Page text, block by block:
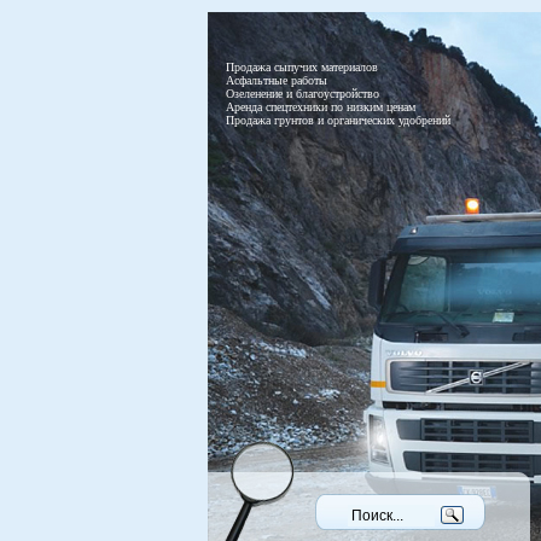
Продажа сыпучих материалов
Асфальтные работы
Озеленение и благоустройство
Аренда спецтехники по низким ценам
Продажа грунтов и органических удобрений